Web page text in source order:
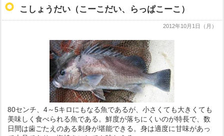
こしょうだい（こーこだい、らっぱこーこ）
2012年10月1日（月）
80センチ、4～5キロにもなる魚であるが、小さくても大きくても
美味しく食べられる魚である。鮮度が落ちにくいのが特長で、数
日間は歯ごたえのある刺身が堪能できる。身は適度に甘味があっ